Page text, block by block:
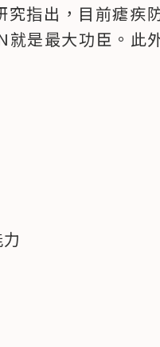
指出，目前瘧疾
是最大功臣。此